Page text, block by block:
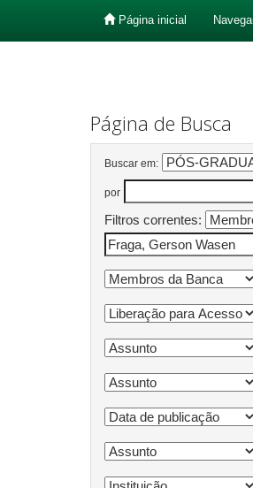
Página inicial
Página de Busca
Buscar em:
por
Filtros correntes: